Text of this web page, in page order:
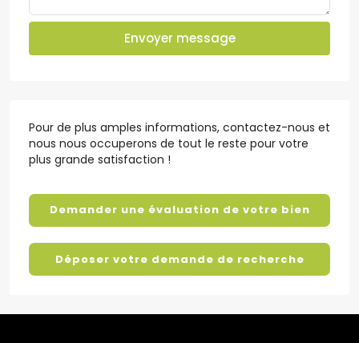
Envoyer message
Pour de plus amples informations, contactez-nous et
nous nous occuperons de tout le reste pour votre
plus grande satisfaction !
Demander une évaluation de votre bien
Déposer votre demande de recherche